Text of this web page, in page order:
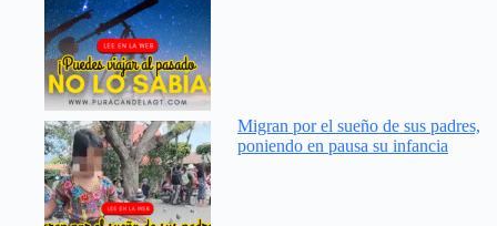
Migran por el sueño de sus padres,
poniendo en pausa su infancia